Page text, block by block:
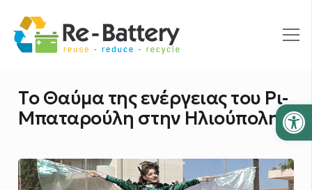
Το Θαύμα της ενέργειας του Ρι-
Μπαταρούλη στην Ηλιούπολη